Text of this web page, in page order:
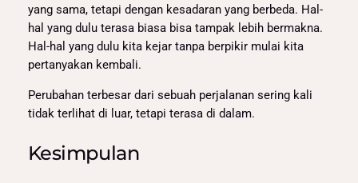
yang sama, tetapi dengan kesadaran yang berbeda. Hal-
hal yang dulu terasa biasa bisa tampak lebih bermakna.
Hal-hal yang dulu kita kejar tanpa berpikir mulai kita
pertanyakan kembali.
Perubahan terbesar dari sebuah perjalanan sering kali
tidak terlihat di luar, tetapi terasa di dalam.
Kesimpulan